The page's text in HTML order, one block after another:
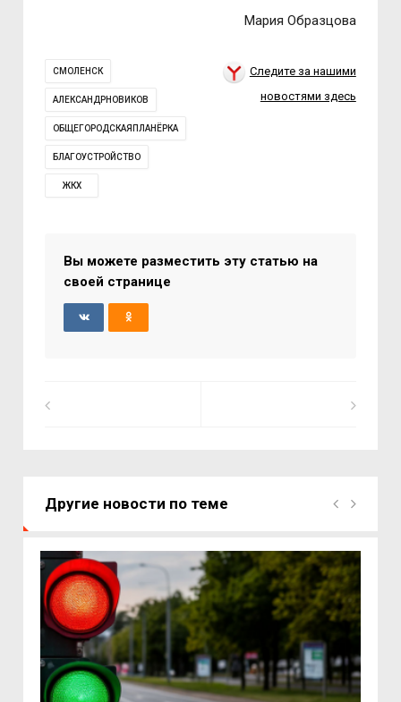
Мария Образцова
СМОЛЕНСК
АЛЕКСАНДРНОВИКОВ
ОБЩЕГОРОДСКАЯПЛАНЁРКА
БЛАГОУСТРОЙСТВО
ЖКХ
Следите за нашими
новостями здесь
Вы можете разместить эту статью на
своей странице
Другие новости по теме